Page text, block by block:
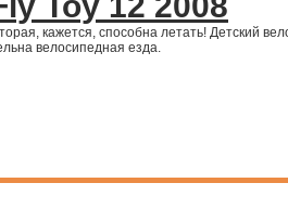
кажется, способна летать! Детский
велосипедная езда.